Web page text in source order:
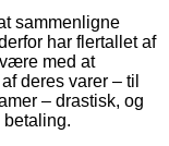
sammenligne
har flertallet af
med at
deres varer – til
– drastisk, og
betaling.